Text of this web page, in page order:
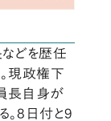
どを歴任
現政権下
長自身が
。8日付と9